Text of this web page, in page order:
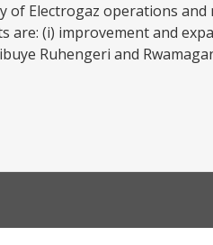
of Electrogaz operations
are: (i) improvement and
Ruhengeri and